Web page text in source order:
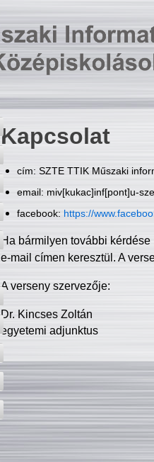
Kapcsolat
cím: SZTE TTIK Műszaki
email: miv[kukac]inf[pont]u-
facebook: https://
Ha bármilyen további
e-mail címen keresztül. A
A verseny szervezője:
Dr. Kincses Zoltán
egyetemi adjunktus